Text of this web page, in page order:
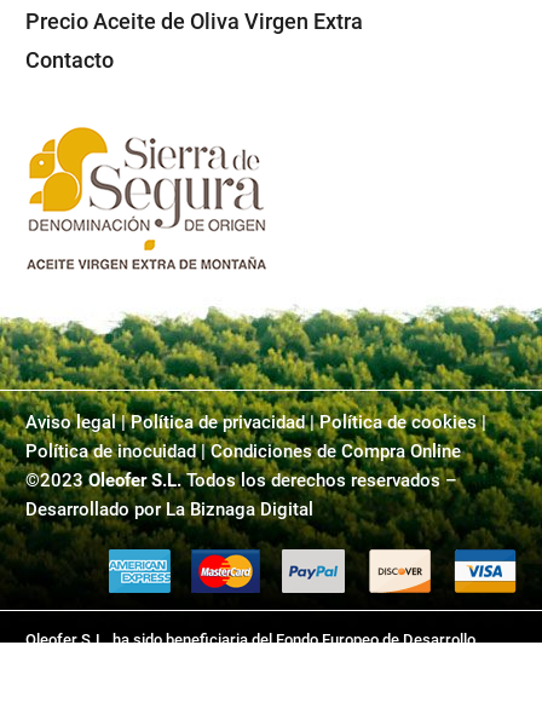
Precio Aceite de Oliva Virgen Extra
Contacto
Aviso legal|Política de privacidad|Política de cookies |
Política de inocuidad | Condiciones de Compra Online
©2023Oleofer S.L.Todos los derechos reservados –
Desarrollado porLa Biznaga Digital
Oleofer S.L. ha sido beneficiaria del Fondo Europeo de Desarrollo